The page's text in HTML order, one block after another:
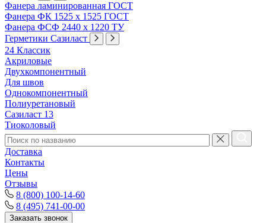
Фанера ламинированная ГОСТ
Фанера ФК 1525 х 1525 ГОСТ
Фанера ФСФ 2440 х 1220 ТУ
Герметики Сазиласт
24 Классик
Акриловые
Двухкомпонентный
Для швов
Однокомпонентный
Полиуретановый
Сазиласт 13
Тиоколовый
Доставка
Контакты
Цены
Отзывы
8 (800) 100-14-60
8 (495) 741-00-00
Заказать звонок